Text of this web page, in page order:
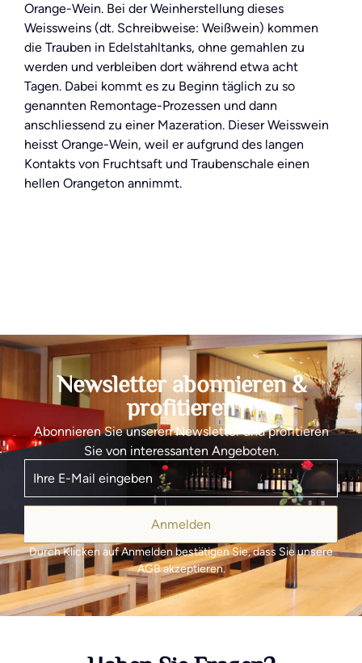
Orange-Wein. Bei der Weinherstellung dieses
Weissweins (dt. Schreibweise: Weißwein) kommen
die Trauben in Edelstahltanks, ohne gemahlen zu
werden und verbleiben dort während etwa acht
Tagen. Dabei kommt es zu Beginn täglich zu so
genannten Remontage-Prozessen und dann
anschliessend zu einer Mazeration. Dieser Weisswein
heisst Orange-Wein, weil er aufgrund des langen
Kontakts von Fruchtsaft und Traubenschale einen
hellen Orangeton annimmt.
Newsletter abonnieren &
profitieren
Abonnieren Sie unseren Newsletter und profitieren
Sie von interessanten Angeboten.
Anmelden
Durch Klicken auf Anmelden bestätigen Sie, dass Sie unsere
AGB akzeptieren.